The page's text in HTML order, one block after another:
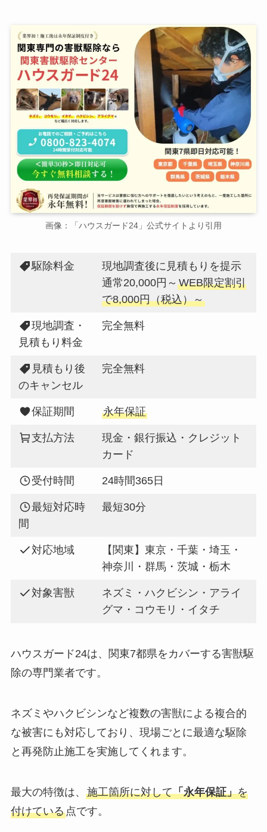
画像：「ハウスガード24」公式サイトより引用
駆除料金
現地調査後に見積もりを提示
通常20,000円～WEB限定割引
で8,000円（税込）～
現地調査・
見積もり料金
完全無料
見積もり後
のキャンセル
完全無料
保証期間 永年保証
支払方法
現金・銀行振込・クレジット
カード
受付時間 24時間365日
最短対応時
間
最短30分
対応地域
【関東】東京・千葉・埼玉・
神奈川・群馬・茨城・栃木
対象害獣
ネズミ・ハクビシン・アライ
グマ・コウモリ・イタチ
ハウスガード24は、関東7都県をカバーする害獣駆
除の専門業者です。
ネズミやハクビシンなど複数の害獣による複合的
な被害にも対応しており、現場ごとに最適な駆除
と再発防止施工を実施してくれます。
最大の特徴は、 施工箇所に対して「永年保証」を
付けている点です。